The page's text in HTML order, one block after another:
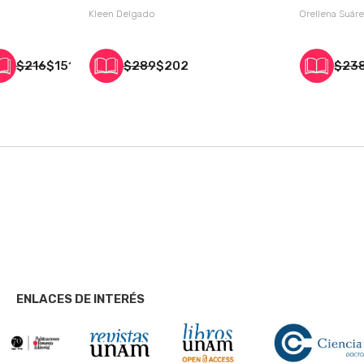
$216$151
Kleen Delgado
$289$202
Orellena
ENLACES DE INTERÉS